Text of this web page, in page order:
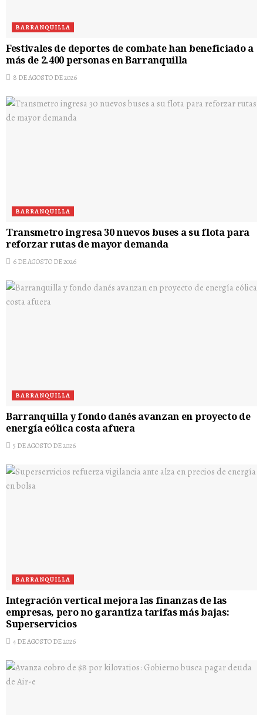
BARRANQUILLA
Festivales de deportes de combate han beneficiado a
más de 2.400 personas en Barranquilla
8 DE AGOSTO DE 2026
BARRANQUILLA
Transmetro ingresa 30 nuevos buses a su flota para
reforzar rutas de mayor demanda
6 DE AGOSTO DE 2026
BARRANQUILLA
Barranquilla y fondo danés avanzan en proyecto de
energía eólica costa afuera
5 DE AGOSTO DE 2026
BARRANQUILLA
Integración vertical mejora las finanzas de las
empresas, pero no garantiza tarifas más bajas:
Superservicios
4 DE AGOSTO DE 2026